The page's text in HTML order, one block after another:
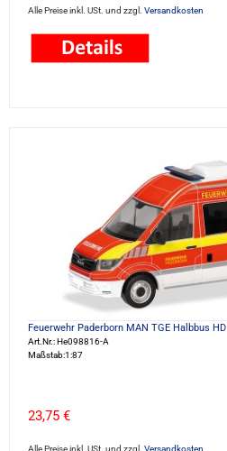
Alle Preise inkl. USt. und zzgl. Versandkosten
Feuerwehr Paderborn MAN TGE Halbbus HD
Art.Nr.: He098816-A
Maßstab:1:87
23,75 €
Alle Preise inkl. USt. und zzgl. Versandkosten